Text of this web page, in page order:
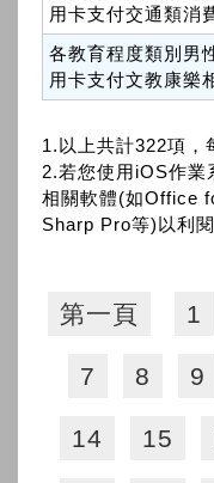
用卡支付交通類消
各教育程度類別男
用卡支付文教康樂
1.以上共計322項，
2.若您使用iOS作業
相關軟體(如Office
Sharp Pro等)以利閱
第一頁 1
7 8 9
14 15